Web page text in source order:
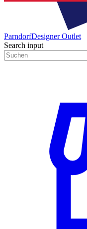
ParndorfDesigner Outlet
Search input